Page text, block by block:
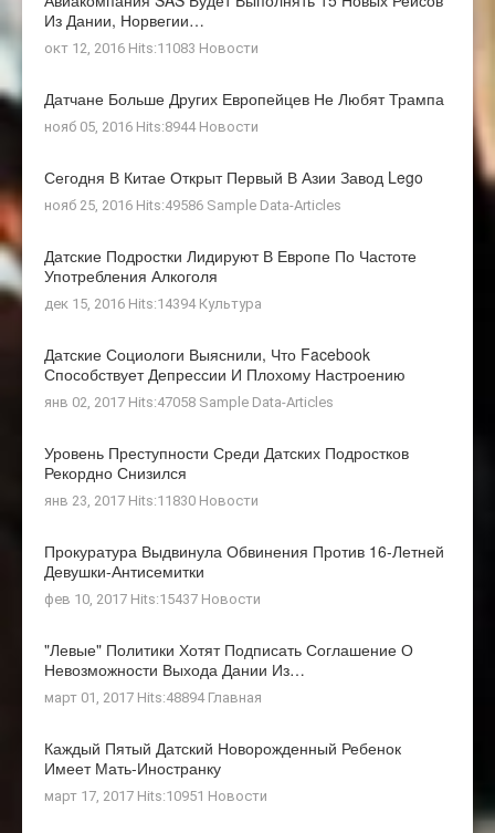
Из Дании, Норвегии…
окт 12, 2016 Hits:11083 Новости
Датчане Больше Других Европейцев Не Любят Трампа
нояб 05, 2016 Hits:8944 Новости
Сегодня В Китае Открыт Первый В Азии Завод Lego
нояб 25, 2016 Hits:49586 Sample Data-Articles
Датские Подростки Лидируют В Европе По Частоте
Употребления Алкоголя
дек 15, 2016 Hits:14394 Культура
Датские Социологи Выяснили, Что Facebook
Способствует Депрессии И Плохому Настроению
янв 02, 2017 Hits:47058 Sample Data-Articles
Уровень Преступности Среди Датских Подростков
Рекордно Снизился
янв 23, 2017 Hits:11830 Новости
Прокуратура Выдвинула Обвинения Против 16-Летней
Девушки-Антисемитки
фев 10, 2017 Hits:15437 Новости
"Левые" Политики Хотят Подписать Соглашение О
Невозможности Выхода Дании Из…
март 01, 2017 Hits:48894 Главная
Каждый Пятый Датский Новорожденный Ребенок
Имеет Мать-Иностранку
март 17, 2017 Hits:10951 Новости